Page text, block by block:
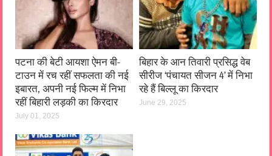
पटना की बेटी आयशा ऐमन बी-
टाउन में रच रहीं सफलता की नई
इबारत, अपनी नई फिल्म में निभा
रहीं बिहारी लड़की का किरदार
July 01, 2025
बिहार के आन तिवारी प्रसिद्ध वेब
सीरीज ‘पंचायत सीजन 4’ में निभा
रहे हैं बिल्लू का किरदार
June 29, 2025